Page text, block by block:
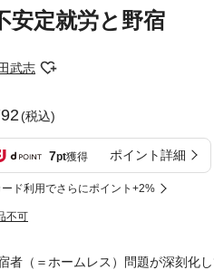
定就労と野宿
武志
(税込)
7pt獲得 ポイント詳細
ド利用でさらにポイント+2%
不可
者（＝ホームレス）問題が深刻化